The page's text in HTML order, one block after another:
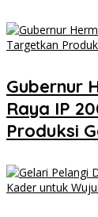
Gubernur
Raya IP
Produksi